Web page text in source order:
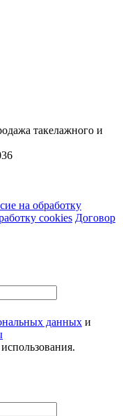
такелажного и
на обработку
cookies Договор
данных и